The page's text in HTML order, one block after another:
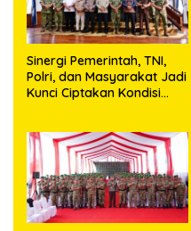
Sinergi Pemerintah, TNI,
Polri, dan Masyarakat Jadi
Kunci Ciptakan Kondisi